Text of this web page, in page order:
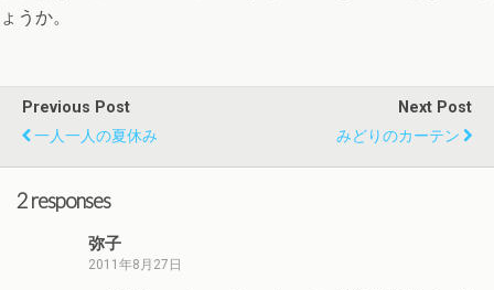
ょうか。
Previous Post
一人一人の夏休み
Next Post
みどりのカーテン
2 responses
弥子
2011年8月27日